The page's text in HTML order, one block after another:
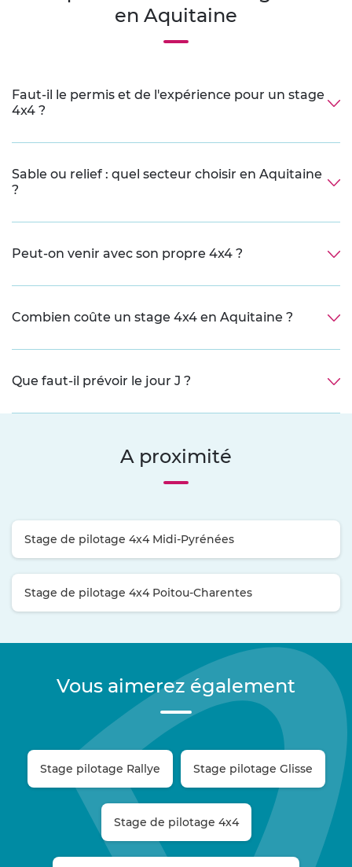
en Aquitaine
Faut-il le permis et de l'expérience pour un stage
4x4 ?
Sable ou relief : quel secteur choisir en Aquitaine
?
Peut-on venir avec son propre 4x4 ?
Combien coûte un stage 4x4 en Aquitaine ?
Que faut-il prévoir le jour J ?
A proximité
Stage de pilotage 4x4 Midi-Pyrénées
Stage de pilotage 4x4 Poitou-Charentes
Vous aimerez également
Stage pilotage Rallye Stage pilotage Glisse
Stage de pilotage 4x4